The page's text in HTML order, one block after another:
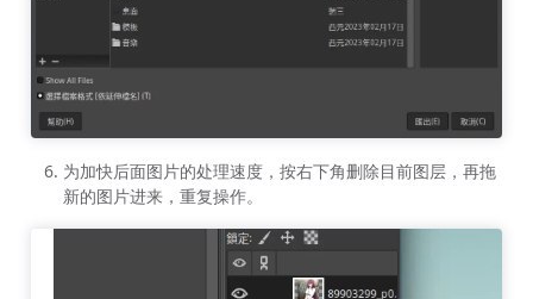
为加快后面图片的处理速度，按右下角删除目前图层，再拖
新的图片进来，重复操作。